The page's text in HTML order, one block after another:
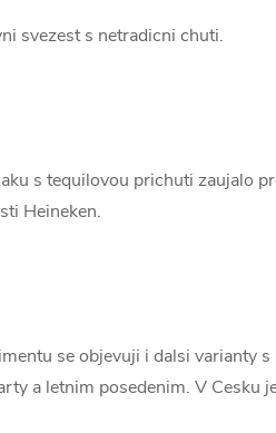
svezest s netradicni chuti.
s tequilovou prichuti zaujalo
Heineken.
se objevuji i dalsi varianty
a letnim posedenim. V Cesku